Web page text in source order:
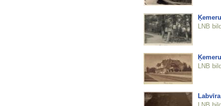
LNB
LNB